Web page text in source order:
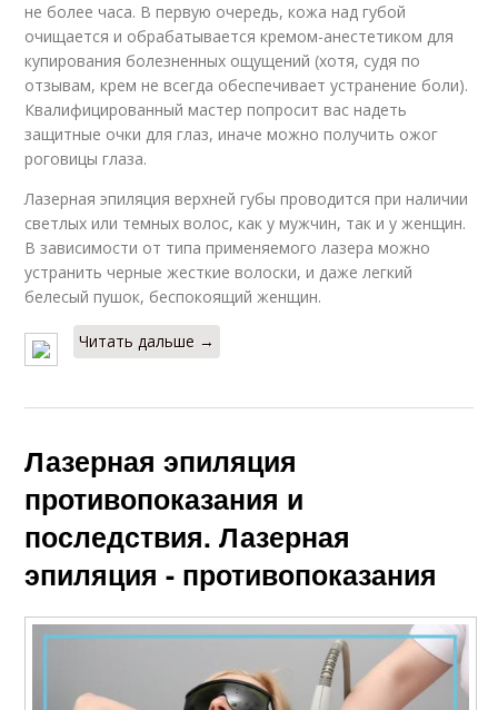
не более часа. В первую очередь, кожа над губой
очищается и обрабатывается кремом-анестетиком для
купирования болезненных ощущений (хотя, судя по
отзывам, крем не всегда обеспечивает устранение боли).
Квалифицированный мастер попросит вас надеть
защитные очки для глаз, иначе можно получить ожог
роговицы глаза.
Лазерная эпиляция верхней губы проводится при наличии
светлых или темных волос, как у мужчин, так и у женщин.
В зависимости от типа применяемого лазера можно
устранить черные жесткие волоски, и даже легкий
белесый пушок, беспокоящий женщин.
Читать дальше →
Лазерная эпиляция
противопоказания и
последствия. Лазерная
эпиляция - противопоказания